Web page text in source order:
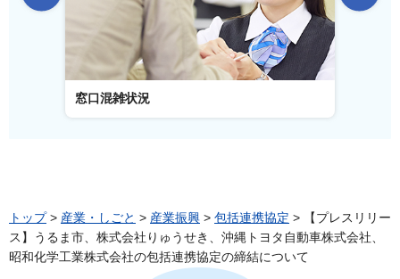
窓口混雑状況
トップ> 産業・しごと > 産業振興 > 包括連携協定 > 【プレスリリー
ス】うるま市、株式会社りゅうせき、沖縄トヨタ自動車株式会社、
昭和化学工業株式会社の包括連携協定の締結について